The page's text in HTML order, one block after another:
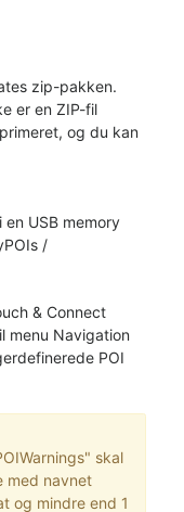
zip-pakken.
er en ZIP-fil
og du kan
USB memory
/
& Connect
menu Navigation
POI
skal
med navnet
og mindre end 1